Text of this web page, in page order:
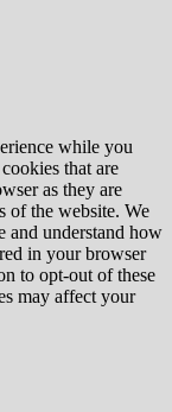
while you
that are
as they are
of the website. We
and understand how
in your browser
to opt-out of these
may affect your